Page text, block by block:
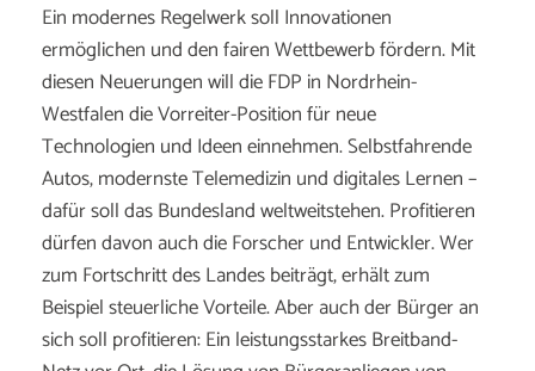
Ein modernes Regelwerk soll Innovationen
ermöglichen und den fairen Wettbewerb fördern. Mit
diesen Neuerungen will die FDP in Nordrhein-
Westfalen die Vorreiter-Position für neue
Technologien und Ideen einnehmen. Selbstfahrende
Autos, modernste Telemedizin und digitales Lernen –
dafür soll das Bundesland weltweitstehen. Profitieren
dürfen davon auch die Forscher und Entwickler. Wer
zum Fortschritt des Landes beiträgt, erhält zum
Beispiel steuerliche Vorteile. Aber auch der Bürger an
sich soll profitieren: Ein leistungsstarkes Breitband-